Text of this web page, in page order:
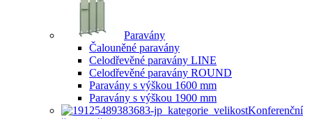
Paravány
Čalouněné paravány
Celodřevěné paravány LINE
Celodřevěné paravány ROUND
Paravány s výškou 1600 mm
Paravány s výškou 1900 mm
Konferenční